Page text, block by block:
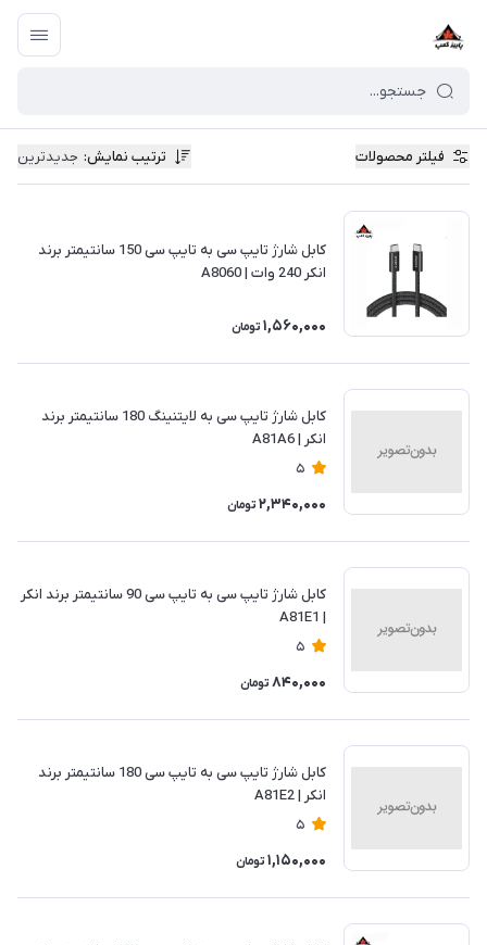
فیلتر محصولات ترتیب نمایش: جدیدترین
کابل شارژ تایپ سی به تایپ سی 150 سانتیمتر برند
انکر 240 وات | A8060
1,560,000 تومان
کابل شارژ تایپ سی به لایتنینگ 180 سانتیمتر برند
انکر | A81A6
5
2,340,000 تومان
کابل شارژ تایپ سی به تایپ سی 90 سانتیمتر برند انکر
| A81E1
5
840,000 تومان
کابل شارژ تایپ سی به تایپ سی 180 سانتیمتر برند
انکر | A81E2
5
1,150,000 تومان